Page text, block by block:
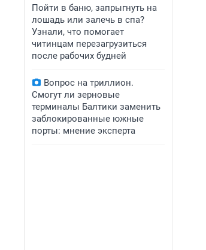
Пойти в баню, запрыгнуть на
лошадь или залечь в спа?
Узнали, что помогает
читинцам перезагрузиться
после рабочих будней
Вопрос на триллион.
Смогут ли зерновые
терминалы Балтики заменить
заблокированные южные
порты: мнение эксперта